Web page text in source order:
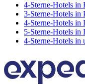
4-Sterne-Hotels in
3-Sterne-Hotels in
4-Sterne-Hotels in
5-Sterne-Hotels in
4-Sterne-Hotels in